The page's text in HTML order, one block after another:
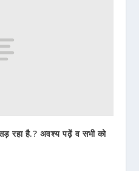
रहा है.? अवश्य पढ़ें व सभी को